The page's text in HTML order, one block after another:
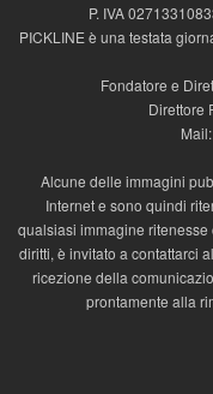
P. IVA
PICKLINE è una testata
Fondatore e
Direttore
Alcune delle immagini
Internet e sono quindi
qualsiasi immagine
diritti, è invitato a contattarci
ricezione della
prontamente alla